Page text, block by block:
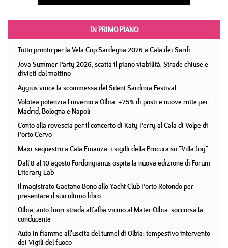
IN PRIMO PIANO
Tutto pronto per la Vela Cup Sardegna 2026 a Cala dei Sardi
Jova Summer Party 2026, scatta il piano viabilità. Strade chiuse e
divieti dal mattino
Aggius vince la scommessa del Silent Sardinia Festival
Volotea potenzia l'inverno a Olbia: +75% di posti e nuove rotte per
Madrid, Bologna e Napoli
Conto alla rovescia per il concerto di Katy Perry al Cala di Volpe di
Porto Cervo
Maxi-sequestro a Cala Finanza: i sigilli della Procura su "Villa Joy"
Dall'8 al 10 agosto Fordongianus ospita la nuova edizione di Forum
Literary Lab
Il magistrato Gaetano Bono allo Yacht Club Porto Rotondo per
presentare il suo ultimo libro
Olbia, auto fuori strada all'alba vicino al Mater Olbia: soccorsa la
conducente
Auto in fiamme all'uscita del tunnel di Olbia: tempestivo intervento
dei Vigili del fuoco